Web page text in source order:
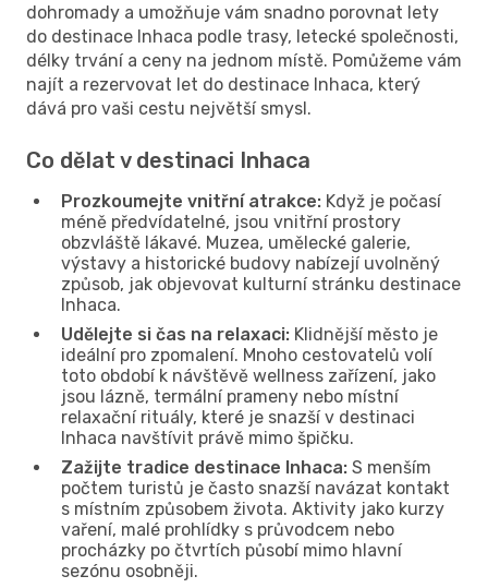
dohromady a umožňuje vám snadno porovnat lety
do destinace Inhaca podle trasy, letecké společnosti,
délky trvání a ceny na jednom místě. Pomůžeme vám
najít a rezervovat let do destinace Inhaca, který
dává pro vaši cestu největší smysl.
Co dělat v destinaci Inhaca
Prozkoumejte vnitřní atrakce: Když je počasí
méně předvídatelné, jsou vnitřní prostory
obzvláště lákavé. Muzea, umělecké galerie,
výstavy a historické budovy nabízejí uvolněný
způsob, jak objevovat kulturní stránku destinace
Inhaca.
Udělejte si čas na relaxaci: Klidnější město je
ideální pro zpomalení. Mnoho cestovatelů volí
toto období k návštěvě wellness zařízení, jako
jsou lázně, termální prameny nebo místní
relaxační rituály, které je snazší v destinaci
Inhaca navštívit právě mimo špičku.
Zažijte tradice destinace Inhaca: S menším
počtem turistů je často snazší navázat kontakt
s místním způsobem života. Aktivity jako kurzy
vaření, malé prohlídky s průvodcem nebo
procházky po čtvrtích působí mimo hlavní
sezónu osobněji.